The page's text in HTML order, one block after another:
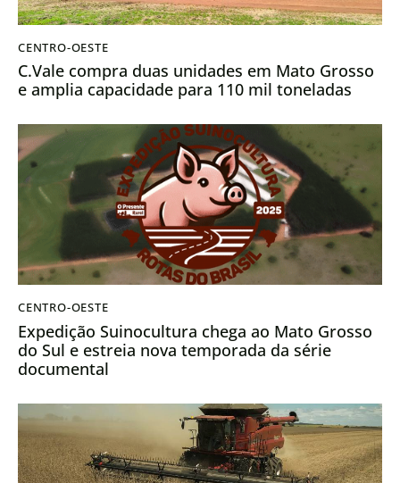
CENTRO-OESTE
C.Vale compra duas unidades em Mato Grosso
e amplia capacidade para 110 mil toneladas
CENTRO-OESTE
Expedição Suinocultura chega ao Mato Grosso
do Sul e estreia nova temporada da série
documental